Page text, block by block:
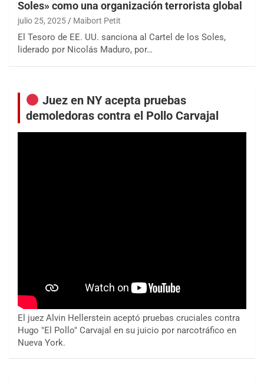
Soles» como una organización terrorista global
julio 25, 2025 Maibort Petit
El Tesoro de EE. UU. sanciona al Cartel de los Soles,
liderado por Nicolás Maduro, por…
Juez en NY acepta pruebas
demoledoras contra el Pollo Carvajal
El juez Alvin Hellerstein aceptó pruebas cruciales contra
Hugo "El Pollo" Carvajal en su juicio por narcotráfico en
Nueva York.